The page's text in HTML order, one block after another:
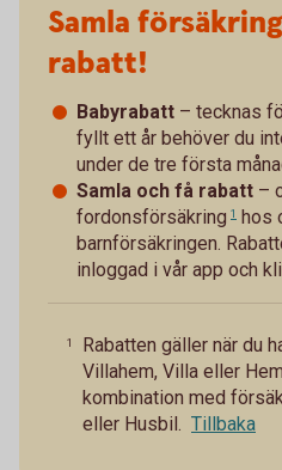
Samla
rabatt!
Babyrabatt – tecknas
fyllt ett år behöver du
under de tre första
Samla och få rabatt –
fordonsförsäkring 1 hos
barnförsäkringen.
inloggad i vår app och
1
Rabatten gäller när du
Villahem, Villa eller
kombination med
eller Husbil. Tillbaka